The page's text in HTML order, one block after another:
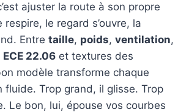
ajuster la route à son propre
le regard s’ouvre, la
Entre taille, poids, ventilation,
22.06 et textures des
modèle transforme chaque
fluide. Trop grand, il glisse. Trop
Le bon, lui, épouse vos courbes